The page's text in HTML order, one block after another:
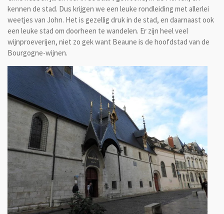
kennen de stad. Dus krijgen we een leuke rondleiding met allerlei
weetjes van John. Het is gezellig druk in de stad, en daarnaast ook
een leuke stad om doorheen te wandelen. Er zijn heel veel
wijnproeverijen, niet zo gek want Beaune is de hoofdstad van de
Bourgogne-wijnen.